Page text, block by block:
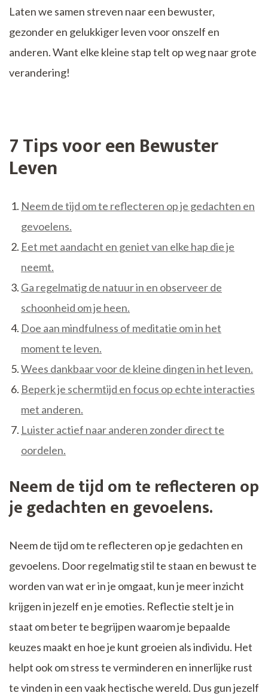
Laten we samen streven naar een bewuster,
gezonder en gelukkiger leven voor onszelf en
anderen. Want elke kleine stap telt op weg naar grote
verandering!
7 Tips voor een Bewuster
Leven
Neem de tijd om te reflecteren op je gedachten en
gevoelens.
Eet met aandacht en geniet van elke hap die je
neemt.
Ga regelmatig de natuur in en observeer de
schoonheid om je heen.
Doe aan mindfulness of meditatie om in het
moment te leven.
Wees dankbaar voor de kleine dingen in het leven.
Beperk je schermtijd en focus op echte interacties
met anderen.
Luister actief naar anderen zonder direct te
oordelen.
Neem de tijd om te reflecteren op
je gedachten en gevoelens.
Neem de tijd om te reflecteren op je gedachten en
gevoelens. Door regelmatig stil te staan en bewust te
worden van wat er in je omgaat, kun je meer inzicht
krijgen in jezelf en je emoties. Reflectie stelt je in
staat om beter te begrijpen waarom je bepaalde
keuzes maakt en hoe je kunt groeien als individu. Het
helpt ook om stress te verminderen en innerlijke rust
te vinden in een vaak hectische wereld. Dus gun jezelf